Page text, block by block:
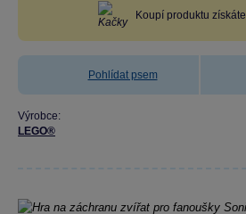
Koupí produktu získáte
Pohlídat psem
Výrobce:
LEGO®